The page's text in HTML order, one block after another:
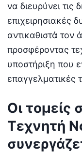
να διευρύνει τις
επιχειρησιακές
αντικαθιστά
προσφέροντας
υποστήριξη που
επαγγελματικές
Οι τομείς
Τεχνητή